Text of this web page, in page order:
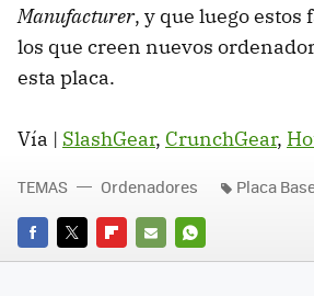
Manufacturer, y que luego estos
los que creen nuevos
esta placa.
Vía | SlashGear, CrunchGear,
FACEBOOK
TWITTERFLIPBOARD
E-
WHATSAPP
TEMAS Ordenadores Placa